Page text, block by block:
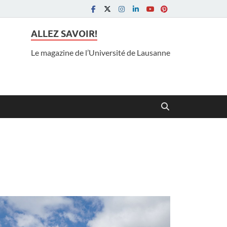
ALLEZ SAVOIR!
Le magazine de l’Université de Lausanne